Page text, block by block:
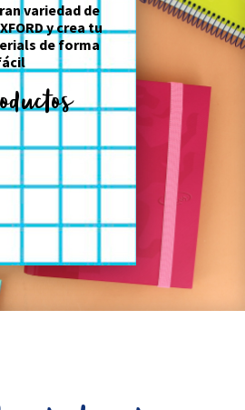
variedad de
y crea tu
de forma